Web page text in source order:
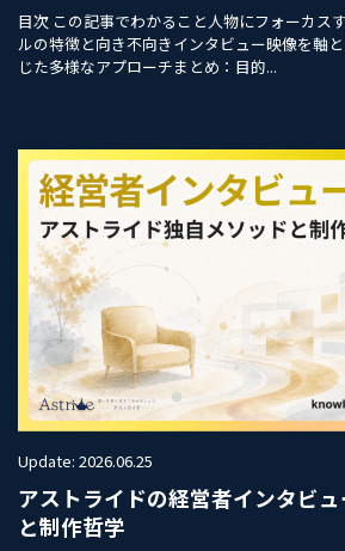
目次 この記事でわかること人物にフォーカス
ルの特徴と向き不向きインタビュー映像を軸
じた多様なアプローチまとめ：目的...
Update: 2026.06.25
アストライドの経営者インタビ
と制作哲学